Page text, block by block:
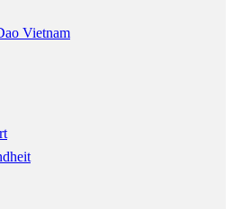
Vietnam